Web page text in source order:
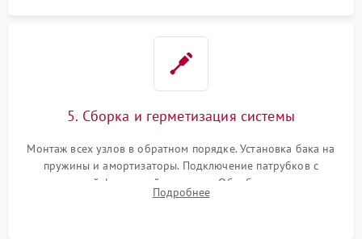
5. Сборка и герметизация системы
Монтаж всех узлов в обратном порядке. Установка бака на
пружины и амортизаторы. Подключение патрубков с
надежной фиксацией хомутами. Обработка стыков
герметиком для предотвращения возможных протечек воды.
Подробнее